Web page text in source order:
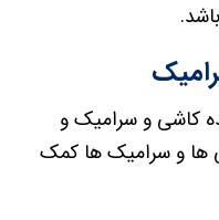
کاشی و سرامیک و
ها و سرامیک ها کمک